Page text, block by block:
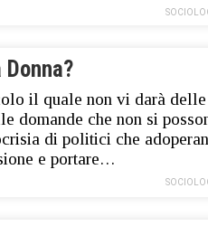
Donna?
il quale non vi darà delle
domande che non si
di politici che
e portare…